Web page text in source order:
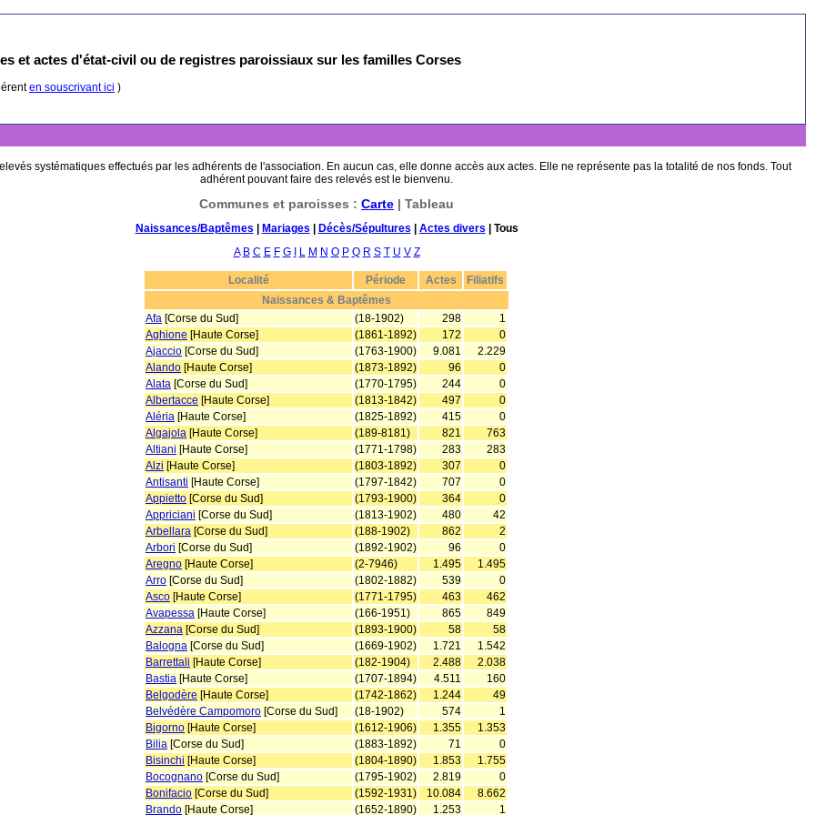
et actes d'état-civil ou de registres paroissiaux sur les familles Corses
en souscrivant ici )
systématiques effectués par les adhérents de l'association. En aucun cas, elle donne accès aux actes. Elle ne représente pas la totalité de nos fonds. Tout
adhérent pouvant faire des relevés est le bienvenu.
Communes et paroisses : Carte | Tableau
Naissances/Baptêmes Mariages Décès/Sépultures Actes divers | Tous
A B C E F G L M N O P Q R S T U V Z
Localité Période Actes
Filiatifs
Naissances & Baptêmes
Afa [Corse du Sud] (18-1902) 298
1
Aghione [Haute Corse] (1861-1892) 172
0
Ajaccio [Corse du Sud] (1763-1900) 9.081
2.229
Alando [Haute Corse] (1873-1892) 96
0
Alata [Corse du Sud] (1770-1795) 244
0
Albertacce [Haute Corse] (1813-1842) 497
0
Aléria [Haute Corse] (1825-1892) 415
0
Algajola [Haute Corse] (189-8181) 821
763
Altiani [Haute Corse] (1771-1798) 283
283
Alzi [Haute Corse] (1803-1892) 307
0
Antisanti [Haute Corse] (1797-1842) 707
0
Appietto [Corse du Sud] (1793-1900) 364
0
Appriciani [Corse du Sud] (1813-1902) 480
42
Arbellara [Corse du Sud] (188-1902) 862
2
Arbori [Corse du Sud] (1892-1902) 96
0
Aregno [Haute Corse] (2-7946) 1.495
1.495
Arro [Corse du Sud] (1802-1882) 539
0
Asco [Haute Corse] (1771-1795) 463
462
Avapessa [Haute Corse] (166-1951) 865
849
Azzana [Corse du Sud] (1893-1900) 58
58
Balogna [Corse du Sud] (1669-1902) 1.721
1.542
Barrettali [Haute Corse] (182-1904) 2.488
2.038
Bastia [Haute Corse] (1707-1894) 4.511
160
Belgodère [Haute Corse] (1742-1862) 1.244
49
Belvédère Campomoro [Corse du Sud] (18-1902) 574
1
Bigorno [Haute Corse] (1612-1906) 1.355
1.353
Bilia [Corse du Sud] (1883-1892) 71
0
Bisinchi [Haute Corse] (1804-1890) 1.853
1.755
Bocognano [Corse du Sud] (1795-1902) 2.819
0
Bonifacio [Corse du Sud] (1592-1931) 10.084
8.662
Brando [Haute Corse] (1652-1890) 1.253
1